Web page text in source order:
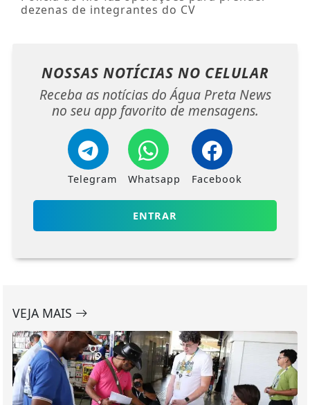
dezenas de integrantes do CV
NOSSAS NOTÍCIAS NO CELULAR
Receba as notícias do Água Preta News
no seu app favorito de mensagens.
Telegram Whatsapp Facebook
ENTRAR
VEJA MAIS